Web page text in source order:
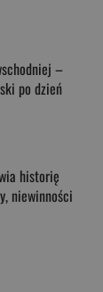
–
po dzień
historię
niewinności